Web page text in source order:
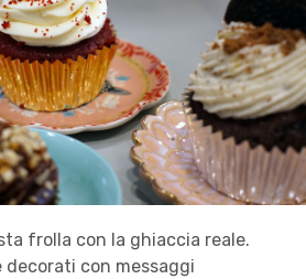
frolla con la ghiaccia reale.
con messaggi